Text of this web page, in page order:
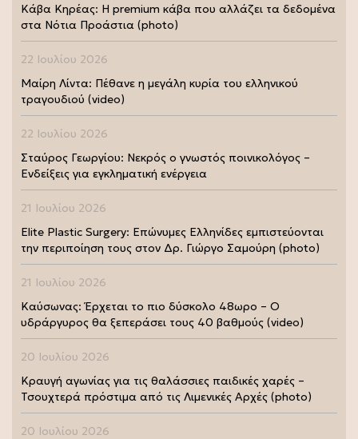
Κάβα Κηρέας: Η premium κάβα που αλλάζει τα δεδομένα
στα Νότια Προάστια (photo)
22 Ιουλίου 2026
Μαίρη Λίντα: Πέθανε η μεγάλη κυρία του ελληνικού
τραγουδιού (video)
22 Ιουλίου 2026
Σταύρος Γεωργίου: Νεκρός ο γνωστός ποινικολόγος –
Ενδείξεις για εγκληματική ενέργεια
21 Ιουλίου 2026
Elite Plastic Surgery: Επώνυμες Ελληνίδες εμπιστεύονται
την περιποίηση τους στον Δρ. Γιώργο Σαμούρη (photo)
21 Ιουλίου 2026
Καύσωνας: Έρχεται το πιο δύσκολο 48ωρο – Ο
υδράργυρος θα ξεπεράσει τους 40 βαθμούς (video)
20 Ιουλίου 2026
Κραυγή αγωνίας για τις θαλάσσιες παιδικές χαρές –
Τσουχτερά πρόστιμα από τις Λιμενικές Αρχές (photo)
20 Ιουλίου 2026